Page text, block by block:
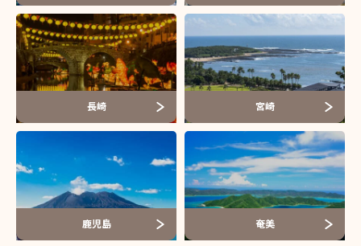
長崎 宮崎
鹿児島 奄美